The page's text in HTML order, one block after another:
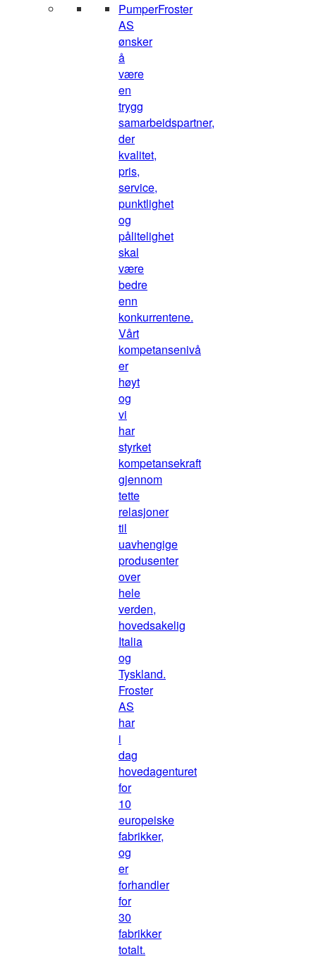
PumperFroster
AS
ønsker
å
være
en
trygg
samarbeidspartner,
der
kvalitet,
pris,
service,
punktlighet
og
pålitelighet
skal
være
bedre
enn
konkurrentene.
Vårt
kompetansenivå
er
høyt
og
vi
har
styrket
kompetansekraft
gjennom
tette
relasjoner
til
uavhengige
produsenter
over
hele
verden,
hovedsakelig
Italia
og
Tyskland.
Froster
AS
har
i
dag
hovedagenturet
for
10
europeiske
fabrikker,
og
er
forhandler
for
30
fabrikker
totalt.